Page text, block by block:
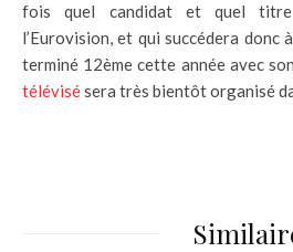
fois quel candidat et quel titre
l’Eurovision, et qui succédera donc
terminé 12ème cette année avec son
télévisésera très bientôt organisé